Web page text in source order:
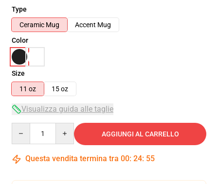
Type
Ceramic Mug
Accent Mug
Color
Size
11 oz
15 oz
Visualizza guida alle taglie
AGGIUNGI AL CARRELLO
Questa vendita termina tra 00: 24: 54